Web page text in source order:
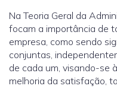
Na Teoria Geral da
focam a importância de
empresa, como sendo
conjuntas,
de cada um, visando-se
melhoria da satisfação,